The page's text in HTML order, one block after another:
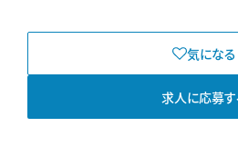
気になる
求人に応募す